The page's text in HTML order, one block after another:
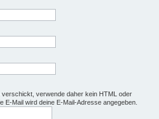
verwende daher kein HTML oder
E-Mail wird deine E-Mail-Adresse angegeben.